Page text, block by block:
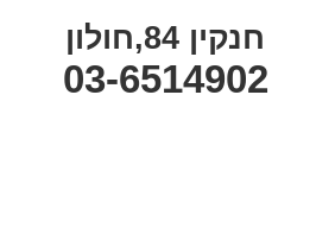
חנקין 84,חולון
03-6514902